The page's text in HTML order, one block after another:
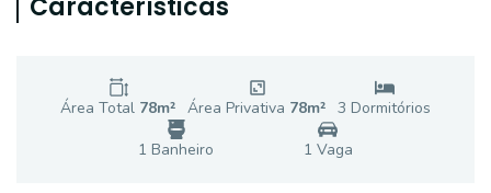
Características
Área Total 78m² Área Privativa 78m² 3 Dormitórios
1 Banheiro 1 Vaga